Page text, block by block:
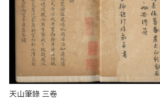
天山筆錄 三卷